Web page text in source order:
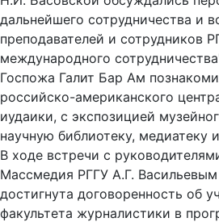
дальнейшего сотрудничества и
преподавателей и сотрудников
международного
Госпожа Галит Бар Ам
российско-американского
иудаики, с экспозицией
научную библиотеку, медиатеку
В ходе встречи с
Массмедия РГГУ А.Г.
достигнута договоренность об
факультета журналистики в